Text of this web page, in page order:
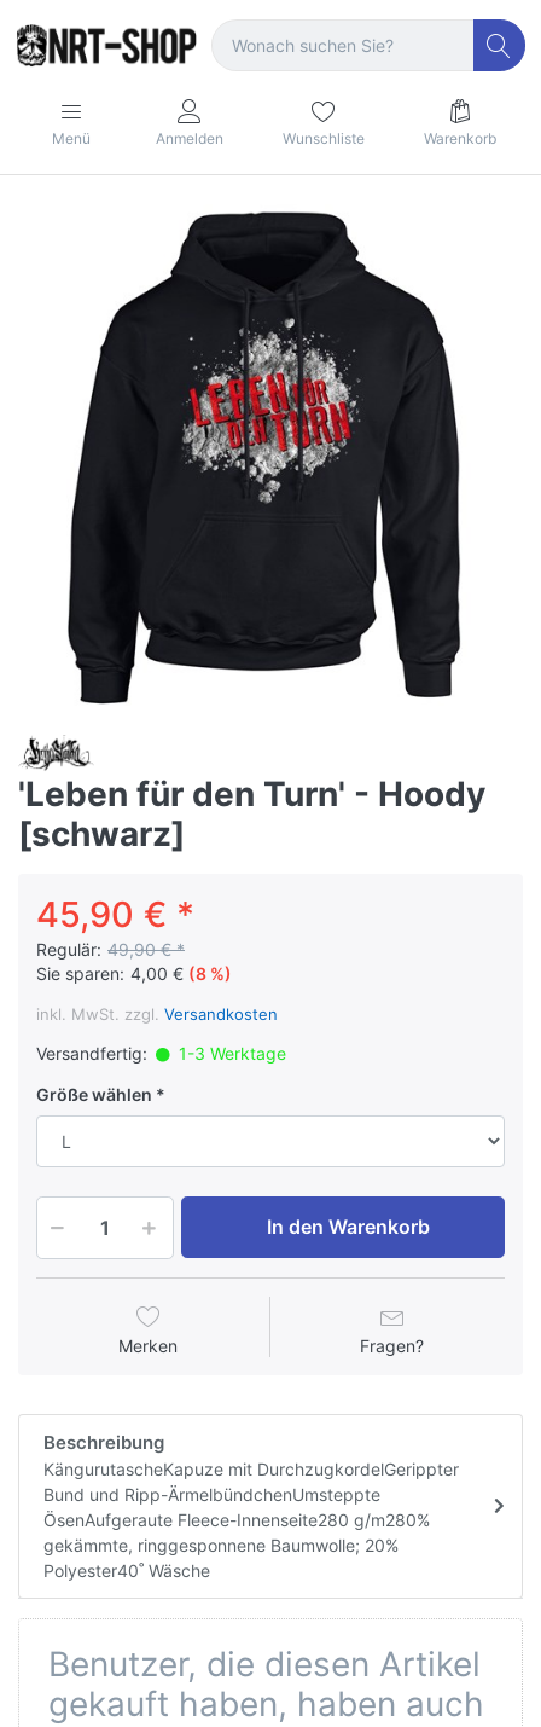
Menü Anmelden Wunschliste Warenkorb
'Leben für den Turn' - Hoody
[schwarz]
45,90 € *
Regulär: 49,90 € *
Sie sparen: 4,00 € (8 %)
inkl. MwSt. zzgl. Versandkosten
Versandfertig:
1-3 Werktage
Größe wählen
In den Warenkorb
Merken Fragen?
Beschreibung
KängurutascheKapuze mit DurchzugkordelGerippter
Bund und Ripp-ÄrmelbündchenUmsteppte
ÖsenAufgeraute Fleece-Innenseite280 g/m280%
gekämmte, ringgesponnene Baumwolle; 20%
Polyester40˚ Wäsche
Benutzer, die diesen Artikel
gekauft haben, haben auch